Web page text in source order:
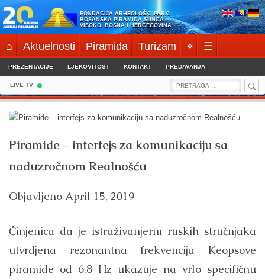
Skip
to
content
FONDACIJA ARHEOLOŠKI PARK:
BOSANSKA PIRAMIDA SUNCA
VISOKO, BOSNA I HERCEGOVINA
⌂ Aktuelnosti Piramida Turizam ⌖ ☰
PREZENTACIJE LJEKOVITOST KONTAKT PREDAVANJA
LIVE TV
Search
for:
Piramide – interfejs za komunikaciju sa
naduzročnom Realnošću
Objavljeno April 15, 2019
Činjenica da je istraživanjerm ruskih stručnjaka
utvrdjena rezonantna frekvencija Keopsove
piramide od 6.8 Hz ukazuje na vrlo specifičnu